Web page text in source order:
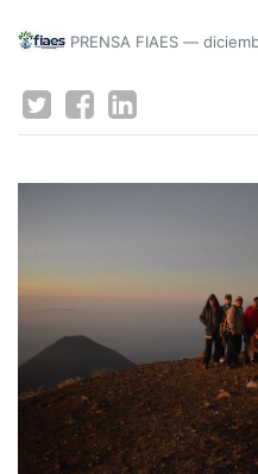
PRENSA FIAES —